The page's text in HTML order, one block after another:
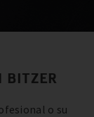
BITZER
o su